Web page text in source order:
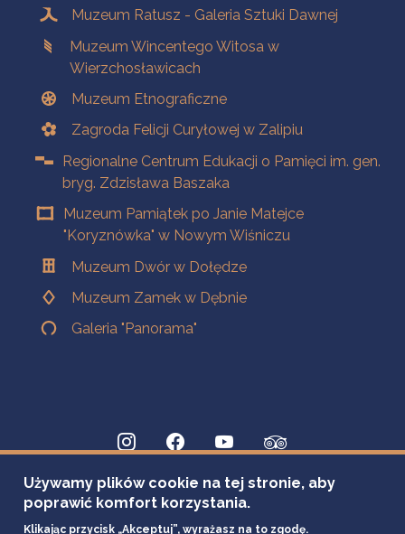
Muzeum Ratusz - Galeria Sztuki Dawnej
Muzeum Wincentego Witosa w
Wierzchosławicach
Muzeum Etnograficzne
Zagroda Felicji Curyłowej w Zalipiu
Regionalne Centrum Edukacji o Pamięci im. gen.
bryg. Zdzisława Baszaka
Muzeum Pamiątek po Janie Matejce
"Koryznówka" w Nowym Wiśniczu
Muzeum Dwór w Dołędze
Muzeum Zamek w Dębnie
Galeria "Panorama"
Używamy plików cookie na tej stronie, aby
poprawić komfort korzystania.
Klikając przycisk „Akceptuj”, wyrażasz na to zgodę.